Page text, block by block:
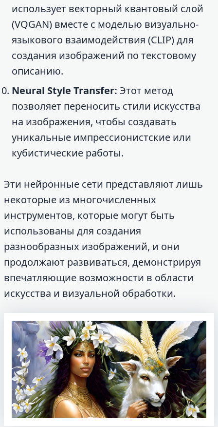
использует векторный квантовый слой
(VQGAN) вместе с моделью визуально-
языкового взаимодействия (CLIP) для
создания изображений по текстовому
описанию.
Neural Style Transfer: Этот метод
позволяет переносить стили искусства
на изображения, чтобы создавать
уникальные импрессионистские или
кубистические работы.
Эти нейронные сети представляют лишь
некоторые из многочисленных
инструментов, которые могут быть
использованы для создания
разнообразных изображений, и они
продолжают развиваться, демонстрируя
впечатляющие возможности в области
искусства и визуальной обработки.